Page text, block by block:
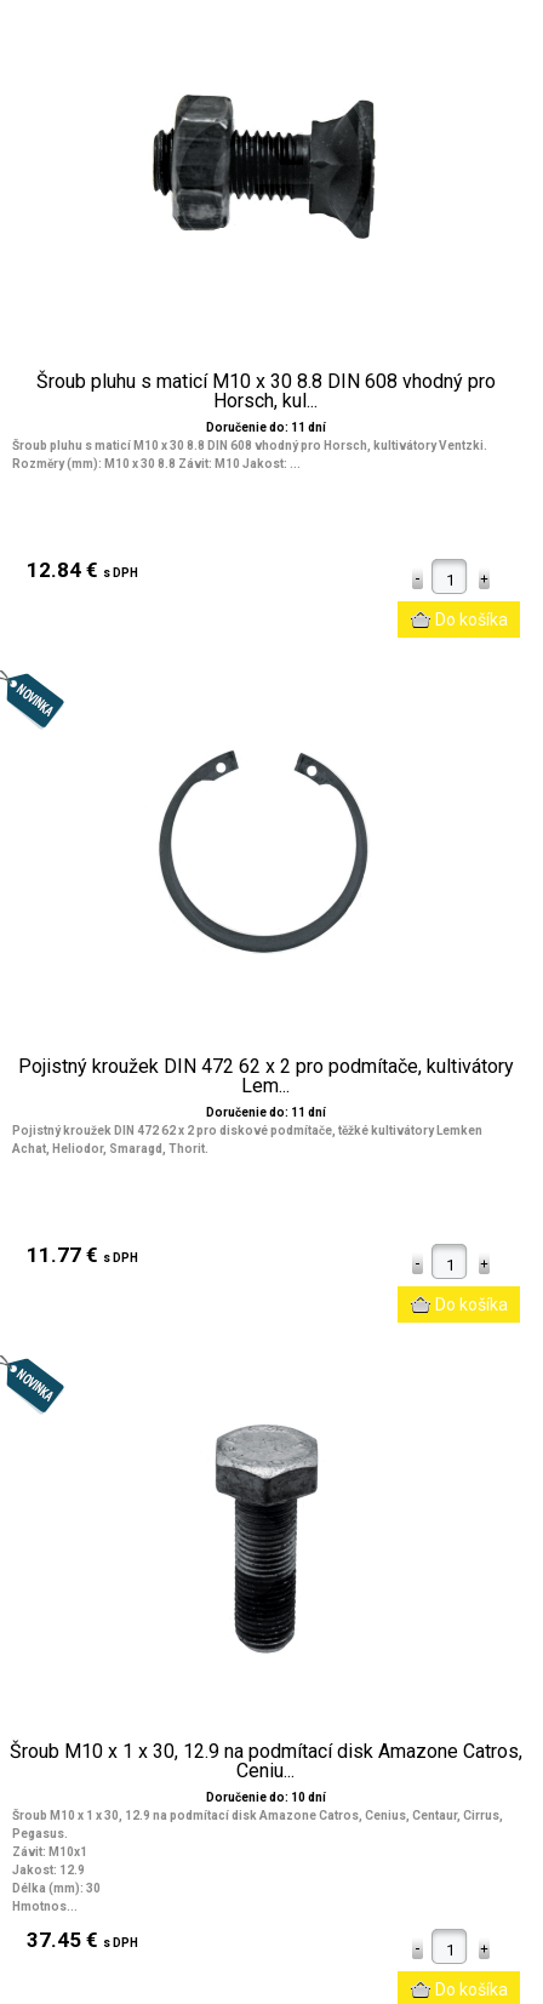
Šroub pluhu s maticí M10 x 30 8.8 DIN 608 vhodný pro
Horsch, kul...
Doručenie do: 11 dní
Šroub pluhu s maticí M10 x 30 8.8 DIN 608 vhodný pro Horsch, kultivátory Ventzki.
Rozměry (mm): M10 x 30 8.8 Závit: M10 Jakost: ...
12.84 € s DPH
Pojistný kroužek DIN 472 62 x 2 pro podmítače, kultivátory
Lem...
Doručenie do: 11 dní
Pojistný kroužek DIN 472 62 x 2 pro diskové podmítače, těžké kultivátory Lemken
Achat, Heliodor, Smaragd, Thorit.
11.77 € s DPH
Šroub M10 x 1 x 30, 12.9 na podmítací disk Amazone Catros,
Ceniu...
Doručenie do: 10 dní
Šroub M10 x 1 x 30, 12.9 na podmítací disk Amazone Catros, Cenius, Centaur, Cirrus,
Pegasus.
Závit: M10x1
Jakost: 12.9
Délka (mm): 30
Hmotnos...
37.45 € s DPH